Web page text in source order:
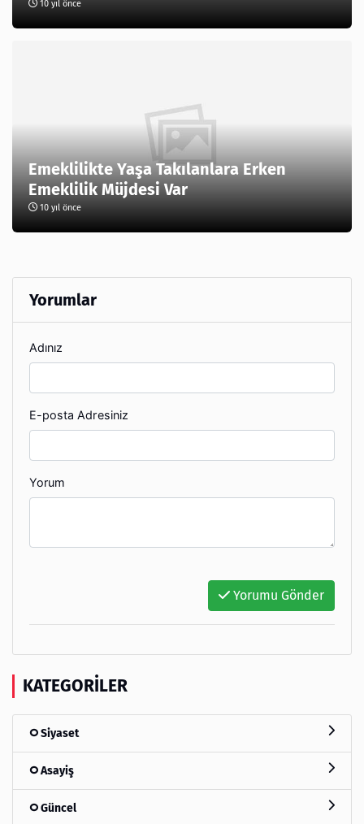
10 yıl önce
Emeklilikte Yaşa Takılanlara Erken
Emeklilik Müjdesi Var
10 yıl önce
Yorumlar
Adınız
E-posta Adresiniz
Yorum
Yorumu Gönder
KATEGORILER
Siyaset
Asayiş
Güncel